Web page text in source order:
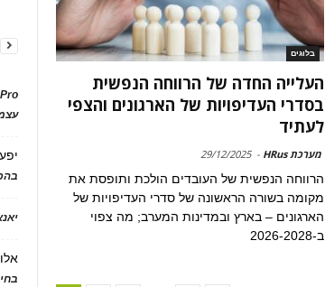
בלוגים
העלייה החדה של הרווחה הנפשית
בסדרי העדיפויות של הארגונים והצפי
לעתיד
מערכת HRus -
29/12/2025
הרווחה הנפשית של העובדים הולכת ותופסת את
מקומה בשורה הראשונה של סדרי העדיפויות של
הארגונים – בארץ ובמדינות המערב; מה צפוי
ב-2026-2028